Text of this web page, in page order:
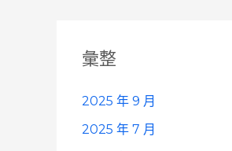
彙整
2025 年 9 月
2025 年 7 月